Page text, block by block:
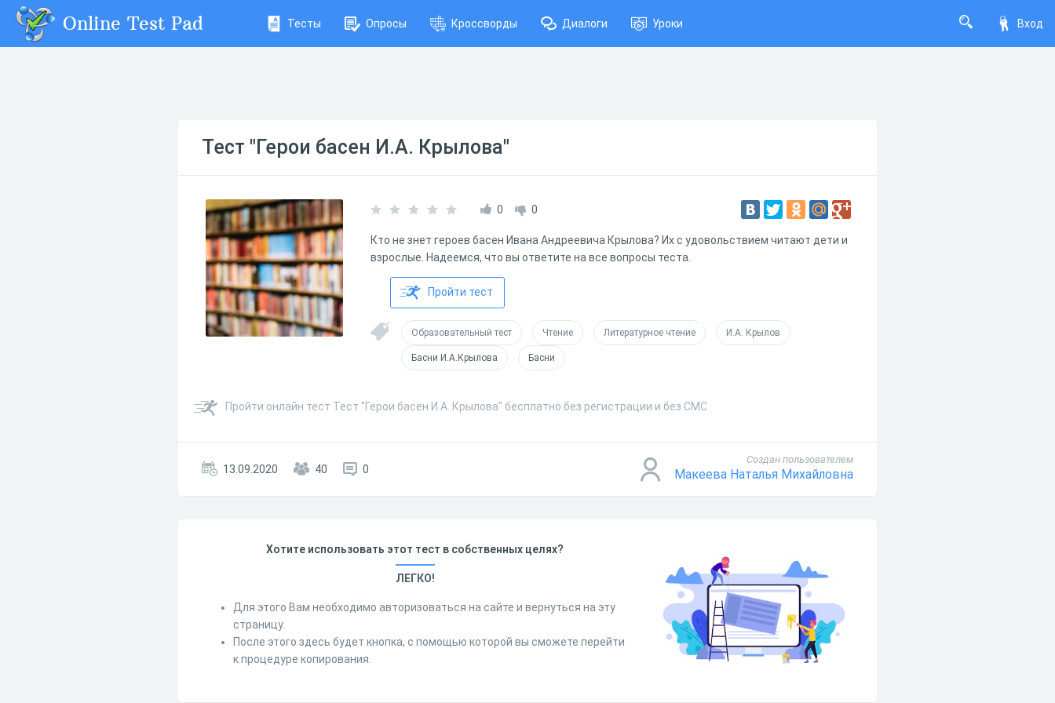
Вход
Online Test Pad Тесты Опросы Кроссворды Диалоги Уроки
Тест "Герои басен И.А. Крылова"
0 0
Кто не знет героев басен Ивана Андреевича Крылова? Их с удовольствием читают дети и
взрослые. Надеемся, что вы ответите на все вопросы теста.
Пройти тест
Образовательный тест Чтение Литературное чтение И.А. Крылов
Басни И.А.Крылова Басни
Пройти онлайн тест Тест "Герои басен И.А. Крылова" бесплатно без регистрации и без СМС
13.09.2020 40 0
Создан пользователем
Макеева Наталья Михайловна
Хотите использовать этот тест в собственных целях?
ЛЕГКО!
Для этого Вам необходимо авторизоваться на сайте и вернуться на эту
страницу.
После этого здесь будет кнопка, с помощью которой вы сможете перейти
к процедуре копирования.